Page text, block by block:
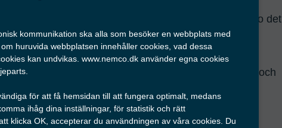
kommunikation ska alla som besöker en webbplats med
huruvida webbplatsen innehåller cookies, vad dessa
kan undvikas. www.nemco.dk använder egna cookies
för att få hemsidan till att fungera optimalt, medans
ihåg dina inställningar, för statistik och rätt
klicka OK, accepterar du användningen av våra cookies. Du
ost eller andra livsmedel hygieniskt och säkert, är Allfo det
av vakuumpåsar
i mer än 200 olika storlekar, former och